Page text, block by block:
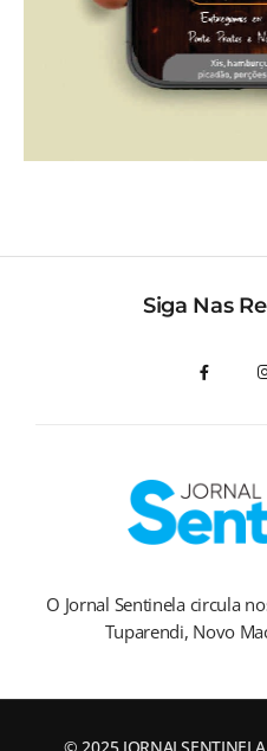
Siga Nas
O Jornal Sentinela circula
Tuparendi, Novo